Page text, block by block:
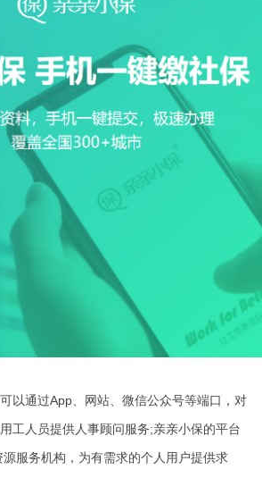
通过App、网站、微信公众号等端口，对
工人员提供人事顾问服务;亲亲小保的平台
服务机构，为有需求的个人用户提供求